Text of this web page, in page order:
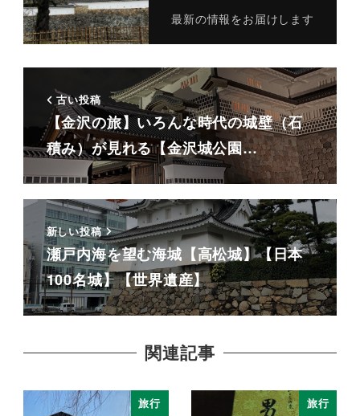
最新の情報をお届けします
古い投稿
【金沢の旅】いろんな時代の城壁（石
積み）が見れる【金沢城公園…
新しい投稿
瀬戸内海を望む海城【高松城】【日本
100名城】【世界遺産】
関連記事
旅行 旅行